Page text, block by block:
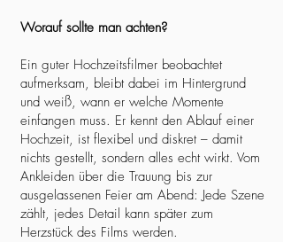
Worauf sollte man achten?
Ein guter Hochzeitsfilmer beobachtet
aufmerksam, bleibt dabei im Hintergrund
und weiß, wann er welche Momente
einfangen muss. Er kennt den Ablauf einer
Hochzeit, ist flexibel und diskret – damit
nichts gestellt, sondern alles echt wirkt. Vom
Ankleiden über die Trauung bis zur
ausgelassenen Feier am Abend: Jede Szene
zählt, jedes Detail kann später zum
Herzstück des Films werden.